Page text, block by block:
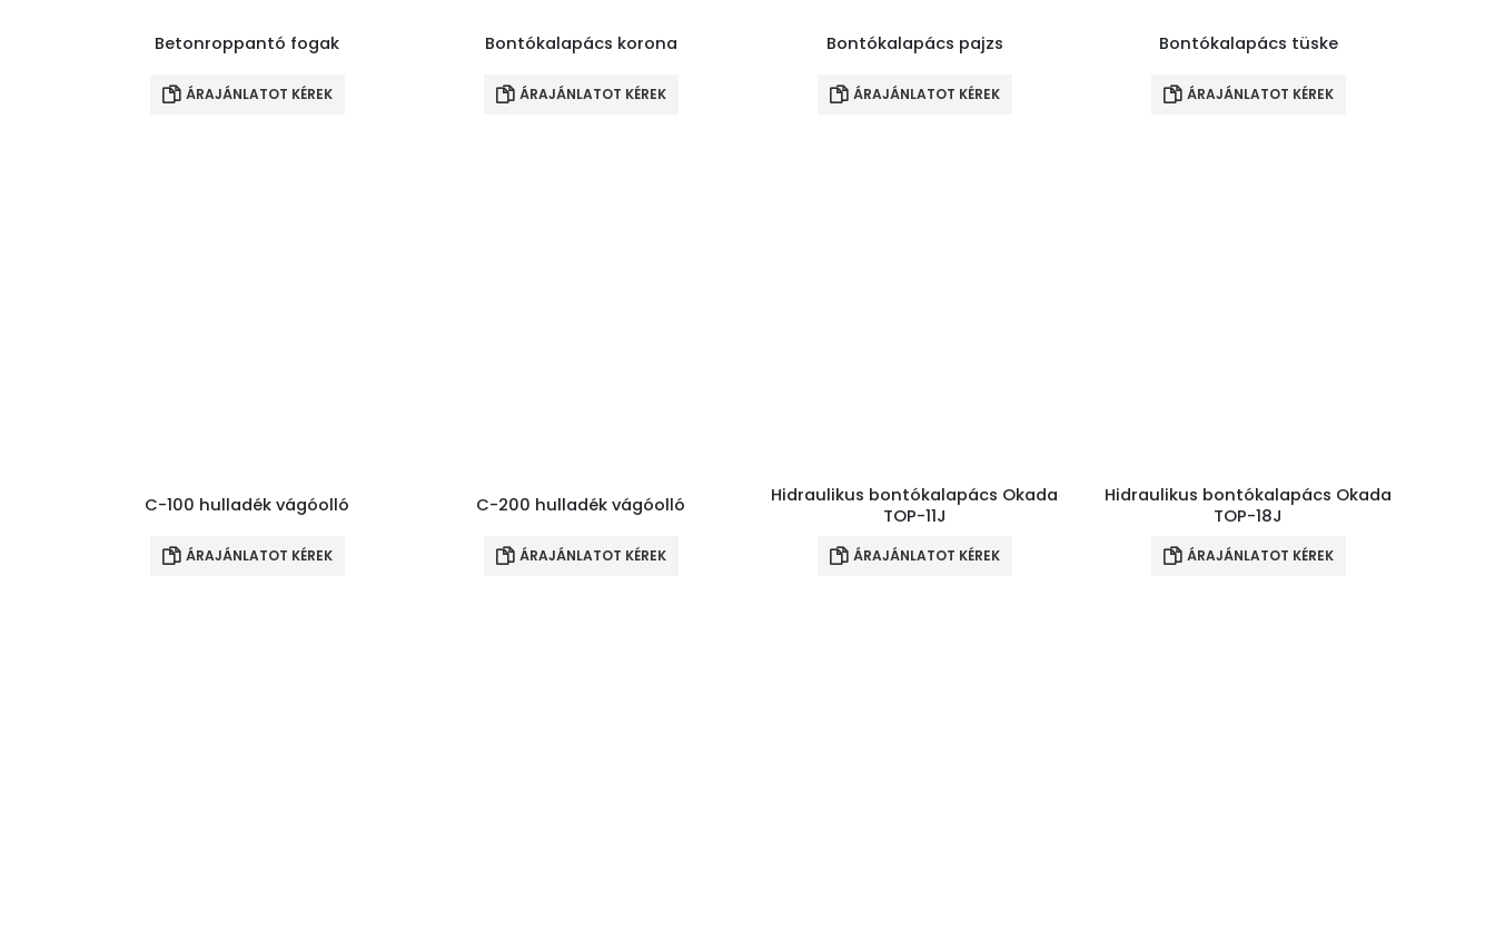
Betonroppantó fogak
ÁRAJÁNLATOT KÉREK
Bontókalapács korona
ÁRAJÁNLATOT KÉREK
Bontókalapács pajzs
ÁRAJÁNLATOT KÉREK
Bontókalapács tüske
ÁRAJÁNLATOT KÉREK
C-100 hulladék vágóolló
ÁRAJÁNLATOT KÉREK
C-200 hulladék vágóolló
ÁRAJÁNLATOT KÉREK
Hidraulikus bontókalapács Okada
TOP-11J
ÁRAJÁNLATOT KÉREK
Hidraulikus bontókalapács Okada
TOP-18J
ÁRAJÁNLATOT KÉREK